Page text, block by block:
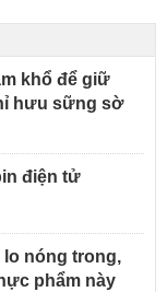
khổ để giữ
hưu sững sờ
điện tử
lo nóng trong,
phẩm này